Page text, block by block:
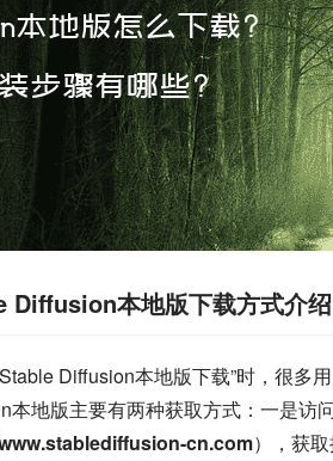
Diffusion本地版下载方式介绍
Diffusion本地版下载”时，很多
本地版主要有两种获取方式：一是访
cn.com），获